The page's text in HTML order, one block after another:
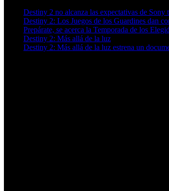
Destiny 2 no alcanza las expectativas de
Destiny 2: Los Juegos de los Guardines dan
Prepárate, se acerca la Temporada de los
Destiny 2: Más allá de la luz
Destiny 2: Más allá de la luz estrena un